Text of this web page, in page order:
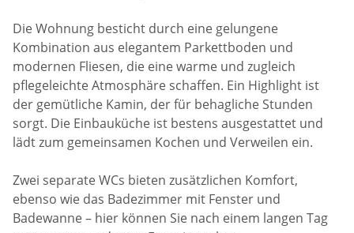
Die Wohnung besticht durch eine gelungene
Kombination aus elegantem Parkettboden und
modernen Fliesen, die eine warme und zugleich
pflegeleichte Atmosphäre schaffen. Ein Highlight ist
der gemütliche Kamin, der für behagliche Stunden
sorgt. Die Einbauküche ist bestens ausgestattet und
lädt zum gemeinsamen Kochen und Verweilen ein.
Zwei separate WCs bieten zusätzlichen Komfort,
ebenso wie das Badezimmer mit Fenster und
Badewanne – hier können Sie nach einem langen Tag